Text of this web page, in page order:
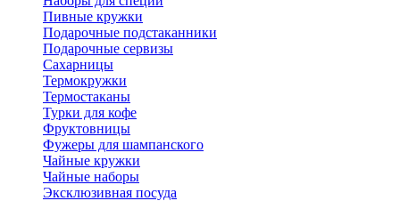
Пивные кружки
Подарочные подстаканники
Подарочные сервизы
Сахарницы
Термокружки
Термостаканы
Турки для кофе
Фруктовницы
Фужеры для шампанского
Чайные кружки
Чайные наборы
Эксклюзивная посуда